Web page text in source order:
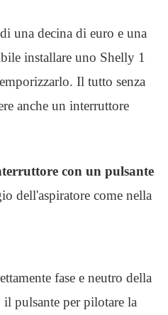
una decina di euro e una
installare uno Shelly 1
Il tutto senza
anche un interruttore
con un pulsante
dell'aspiratore come nella
fase e neutro della
pulsante per pilotare la